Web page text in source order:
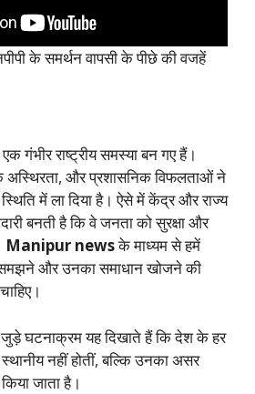
के समर्थन वापसी के पीछे की वजहें
गंभीर राष्ट्रीय समस्या बन गए हैं।
अस्थिरता, और प्रशासनिक विफलताओं ने
में ला दिया है। ऐसे में केंद्र और राज्य
बनती है कि वे जनता को सुरक्षा और
Manipur newsके माध्यम से हमें
और उनका समाधान खोजने की
घटनाक्रम यह दिखाते हैं कि देश के हर
नहीं होतीं, बल्कि उनका असर
जाता है।